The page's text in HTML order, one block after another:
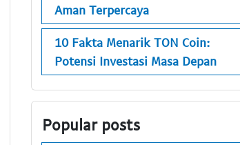
Aman Terpercaya
10 Fakta Menarik TON Coin:
Potensi Investasi Masa Depan
Popular posts